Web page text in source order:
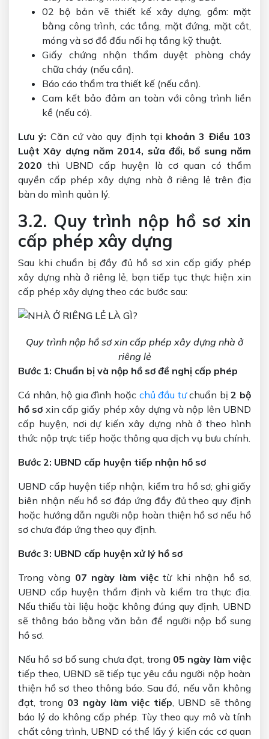
02 bộ bản vẽ thiết kế xây dựng, gồm: mặt
bằng công trình, các tầng, mặt đứng, mặt cắt,
móng và sơ đồ đấu nối hạ tầng kỹ thuật.
Giấy chứng nhận thẩm duyệt phòng cháy
chữa cháy (nếu cần).
Báo cáo thẩm tra thiết kế (nếu cần).
Cam kết bảo đảm an toàn với công trình liền
kề (nếu có).
Lưu ý: Căn cứ vào quy định tại khoản 3 Điều 103
Luật Xây dựng năm 2014, sửa đổi, bổ sung năm
2020 thì UBND cấp huyện là cơ quan có thẩm
quyền cấp phép xây dựng nhà ở riêng lẻ trên địa
bàn do mình quản lý.
3.2. Quy trình nộp hồ sơ xin
cấp phép xây dựng
Sau khi chuẩn bị đầy đủ hồ sơ xin cấp giấy phép
xây dựng nhà ở riêng lẻ, bạn tiếp tục thực hiện xin
cấp phép xây dựng theo các bước sau:
Quy trình nộp hồ sơ xin cấp phép xây dựng nhà ở
riêng lẻ
Bước 1: Chuẩn bị và nộp hồ sơ đề nghị cấp phép
Cá nhân, hộ gia đình hoặc chủ đầu tưchuẩn bị2 bộ
hồ sơ xin cấp giấy phép xây dựng và nộp lên UBND
cấp huyện, nơi dự kiến xây dựng nhà ở theo hình
thức nộp trực tiếp hoặc thông qua dịch vụ bưu chính.
Bước 2: UBND cấp huyện tiếp nhận hồ sơ
UBND cấp huyện tiếp nhận, kiểm tra hồ sơ; ghi giấy
biên nhận nếu hồ sơ đáp ứng đầy đủ theo quy định
hoặc hướng dẫn người nộp hoàn thiện hồ sơ nếu hồ
sơ chưa đáp ứng theo quy định.
Bước 3: UBND cấp huyện xử lý hồ sơ
Trong vòng 07 ngày làm việc từ khi nhận hồ sơ,
UBND cấp huyện thẩm định và kiểm tra thực địa.
Nếu thiếu tài liệu hoặc không đúng quy định, UBND
sẽ thông báo bằng văn bản để người nộp bổ sung
hồ sơ.
Nếu hồ sơ bổ sung chưa đạt, trong 05 ngày làm việc
tiếp theo, UBND sẽ tiếp tục yêu cầu người nộp hoàn
thiện hồ sơ theo thông báo. Sau đó, nếu vẫn không
đạt, trong 03 ngày làm việc tiếp, UBND sẽ thông
báo lý do không cấp phép. Tùy theo quy mô và tính
chất công trình, UBND có thể lấy ý kiến các cơ quan